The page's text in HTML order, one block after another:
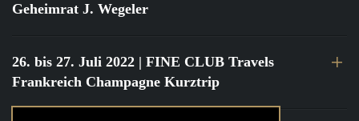
Geheimrat J. Wegeler
26. bis 27. Juli 2022 | FINE CLUB Travels
Frankreich Champagne Kurztrip